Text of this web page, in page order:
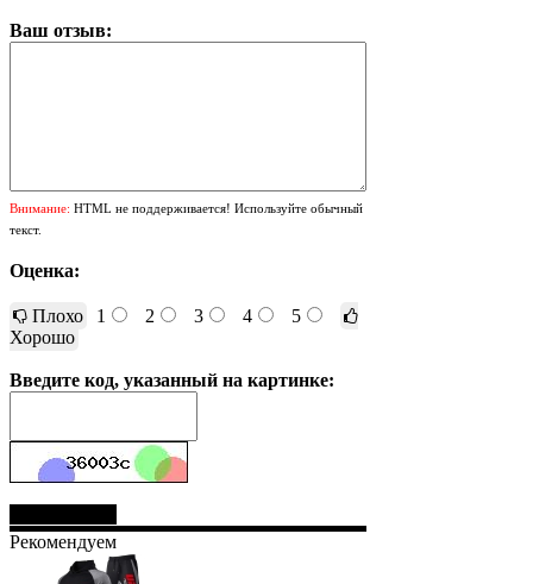
Ваш отзыв:
Внимание: HTML не поддерживается! Используйте обычный
текст.
Оценка:
Плохо 1 2 3 4
5
Хорошо
Введите код, указанный на картинке:
Рекомендуем